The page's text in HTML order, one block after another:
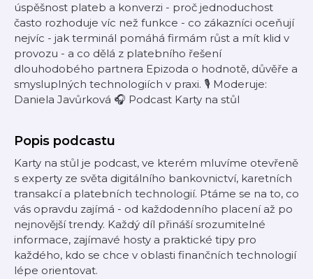
úspěšnost plateb a konverzi - proč jednoduchost
často rozhoduje víc než funkce - co zákazníci oceňují
nejvíc - jak terminál pomáhá firmám růst a mít klid v
provozu - a co dělá z platebního řešení
dlouhodobého partnera Epizoda o hodnotě, důvěře a
smysluplných technologiích v praxi. 🎙️ Moderuje:
Daniela Javůrková 🎧 Podcast Karty na stůl
Popis podcastu
Karty na stůl je podcast, ve kterém mluvíme otevřeně
s experty ze světa digitálního bankovnictví, karetních
transakcí a platebních technologií. Ptáme se na to, co
vás opravdu zajímá - od každodenního placení až po
nejnovější trendy. Každý díl přináší srozumitelné
informace, zajímavé hosty a praktické tipy pro
každého, kdo se chce v oblasti finančních technologií
lépe orientovat.